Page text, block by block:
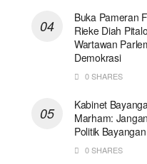
Buka Pameran
Rieke Diah
Wartawan
Demokrasi
0 SHARES
Kabinet
Marham:
Politik Bayangan
0 SHARES